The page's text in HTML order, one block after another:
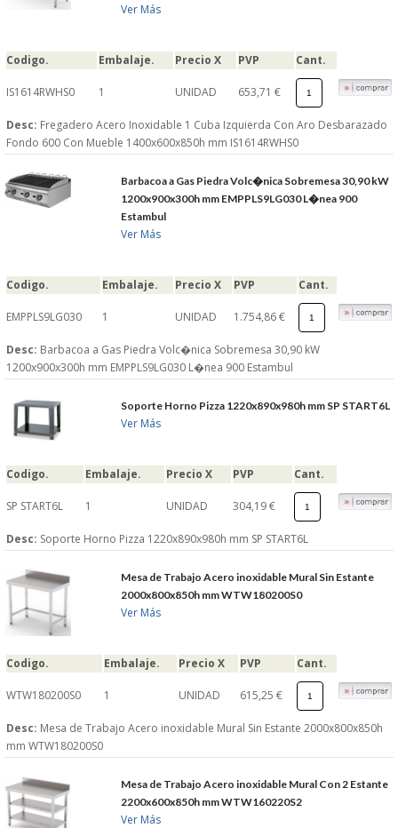
S�GUENOS EN
TWITTER
© 2026 SUMINISTROSCEM
TODOS LOS DERECHOS RESERVADOS
Ver Más
Codigo. Embalaje. Precio X PVP Cant.
IS1614RWHS0 1 UNIDAD 653,71 €
Desc: Fregadero Acero Inoxidable 1 Cuba Izquierda Con Aro Desbarazado
Fondo 600 Con Mueble 1400x600x850h mm IS1614RWHS0
Barbacoa a Gas Piedra Volc�nica Sobremesa 30,90 kW
1200x900x300h mm EMPPLS9LG030 L�nea 900
Estambul
Ver Más
Codigo. Embalaje. Precio X PVP Cant.
EMPPLS9LG030 1 UNIDAD 1.754,86 €
Desc: Barbacoa a Gas Piedra Volc�nica Sobremesa 30,90 kW
1200x900x300h mm EMPPLS9LG030 L�nea 900 Estambul
Soporte Horno Pizza 1220x890x980h mm SP START6L
Ver Más
Codigo. Embalaje. Precio X PVP Cant.
SP START6L 1 UNIDAD 304,19 €
Desc: Soporte Horno Pizza 1220x890x980h mm SP START6L
Mesa de Trabajo Acero inoxidable Mural Sin Estante
2000x800x850h mm WTW180200S0
Ver Más
Codigo. Embalaje. Precio X PVP Cant.
WTW180200S0 1 UNIDAD 615,25 €
Desc: Mesa de Trabajo Acero inoxidable Mural Sin Estante 2000x800x850h
mm WTW180200S0
Mesa de Trabajo Acero inoxidable Mural Con 2 Estante
2200x600x850h mm WTW160220S2
Ver Más